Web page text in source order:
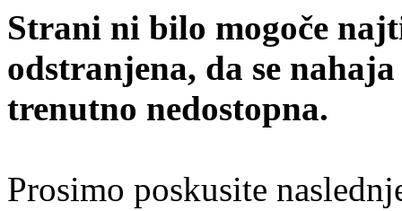
Strani ni bilo mogoče
odstranjena, da se
trenutno nedostopna.
Prosimo poskusite